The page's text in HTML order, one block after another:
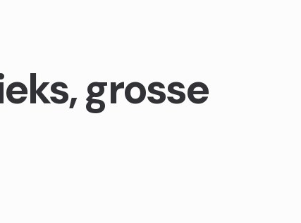
grosse